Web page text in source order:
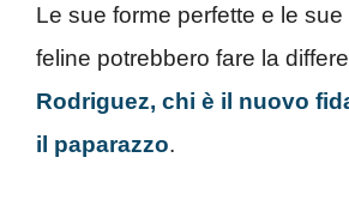
Le sue forme perfette e le
feline potrebbero fare la
Rodriguez, chi è il nuovo
il paparazzo.